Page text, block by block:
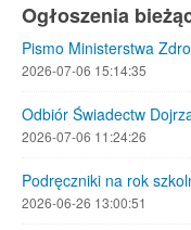
Ogłoszenia
Pismo Ministerstwa
2026-07-06 15:14:35
Odbiór Świadectw
2026-07-06 11:24:26
Podręczniki na rok
2026-06-26 13:00:51